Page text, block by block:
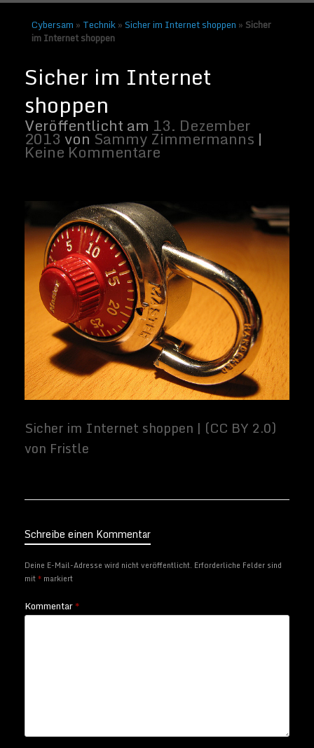
Cybersam » Technik»Sicher im Internet shoppen » Sicher
im Internet shoppen
Sicher im Internet shoppen | (CC BY 2.0)
von Fristle
Schreibe einen Kommentar
Deine E-Mail-Adresse wird nicht veröffentlicht. Erforderliche Felder sind
mit* markiert
Kommentar*